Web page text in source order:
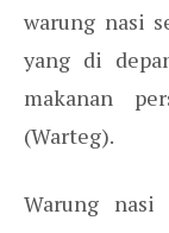
warung nasi
yang di
makanan
(Warteg).
Warung nasi